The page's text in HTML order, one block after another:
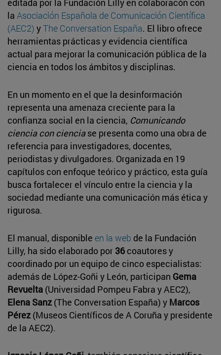
la Asociación Española de Comunicación Científica
(AEC2) yThe Conversation España. El libro ofrece
herramientas prácticas y evidencia científica
actual para mejorar la comunicación pública de la
ciencia en todos los ámbitos y disciplinas.
En un momento en el que la desinformación
representa una amenaza creciente para la
confianza social en la ciencia, Comunicando
ciencia con cienciase presenta como una obra de
referencia para investigadores, docentes,
periodistas y divulgadores. Organizada en 19
capítulos con enfoque teórico y práctico, esta guía
busca fortalecer el vínculo entre la ciencia y la
sociedad mediante una comunicación más ética y
rigurosa.
El manual, disponible en la web de la Fundación
Lilly, ha sido elaborado por 36coautores y
coordinado por un equipo de cinco especialistas:
además de López-Goñi y León, participan Gema
Revuelta (Universidad Pompeu Fabra y AEC2),
Elena Sanz (The Conversation España) y Marcos
Pérez (Museos Científicos de A Coruña y presidente
de la AEC2).